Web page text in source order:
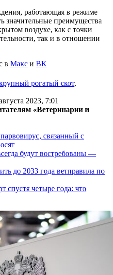
работающая в режиме
значительные преимущества
воздухе, как с точки
так и в отношении
в Макс и ВК
рогатый скот,
2023, 7:01
«Ветеринарии и
связанный с
будут востребованы —
до 2033 года ветправила по
спустя четыре года: что